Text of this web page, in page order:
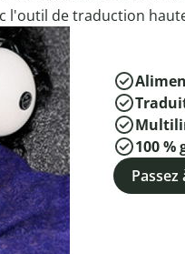
l'outil de traduction
100